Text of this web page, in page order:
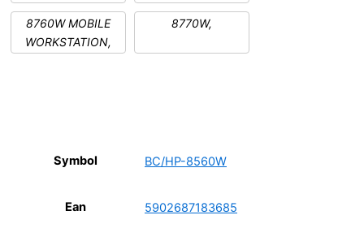
8760W MOBILE
WORKSTATION,
8770W,
Symbol BC/HP-8560W
Ean 5902687183685